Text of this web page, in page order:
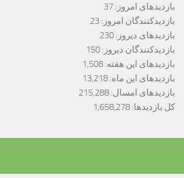
بازدیدهای امروز: 37
بازدیدکنندگان امروز: 23
بازدیدهای دیروز: 230
بازدیدکنندگان دیروز: 150
بازدیدهای این هفته: 1,508
بازدیدهای این ماه: 13,218
بازدیدهای امسال: 215,288
کل بازدیدها: 1,658,278